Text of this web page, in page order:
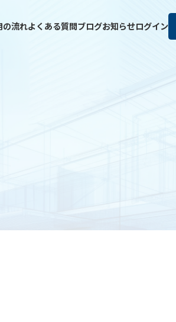
の流れよくある質問ブログお知らせログイン